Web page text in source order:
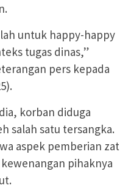
untuk happy-happy
tugas dinas,”
pers kepada
korban diduga
salah satu tersangka.
aspek pemberian zat
pihaknya